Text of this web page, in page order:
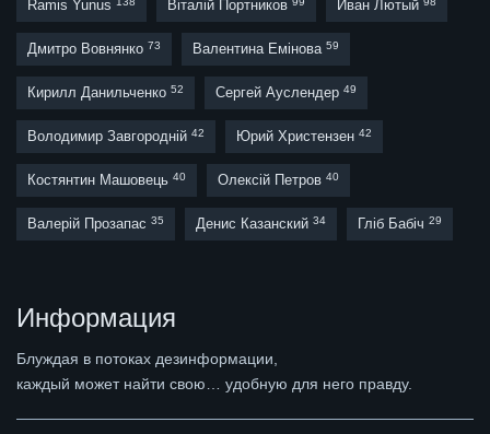
Ramis Yunus Віталій Портников Иван Лютый
Дмитро Вовнянко 73 Валентина Емінова 59
Кирилл Данильченко 52 Сергей Ауслендер 49
Володимир Завгородній 42 Юрий Христензен 42
Костянтин Машовець 40 Олексій Петров 40
Валерій Прозапас 35 Денис Казанский 34 Гліб Бабіч 29
Информация
Блуждая в потоках дезинформации,
каждый может найти свою… удобную для него правду.